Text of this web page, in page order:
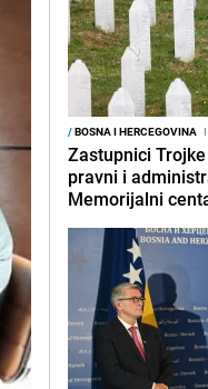
/BOSNA I HERCEGOVINA I
Zastupnici
pravni i
Memorijalni